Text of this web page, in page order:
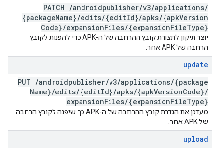
PATCH /androidpublisher/v3/applications/
{packageName}/edits/{editId}/apks/{apkVersion
Code}/expansionFiles/{expansionFileType}
יוצר תיקון לתצורת קובץ ההרחבה של ה-APK כדי להפנות לקובץ
הרחבה של APK אחר.
update
PUT /androidpublisher/v3/applications/{package
Name}/edits/{editId}/apks/{apkVersionCode}/
expansionFiles/{expansionFileType}
מעדכן את הגדרת קובץ ההרחבה של ה-APK כך שיפנה לקובץ הרחבה
של APK אחר.
upload